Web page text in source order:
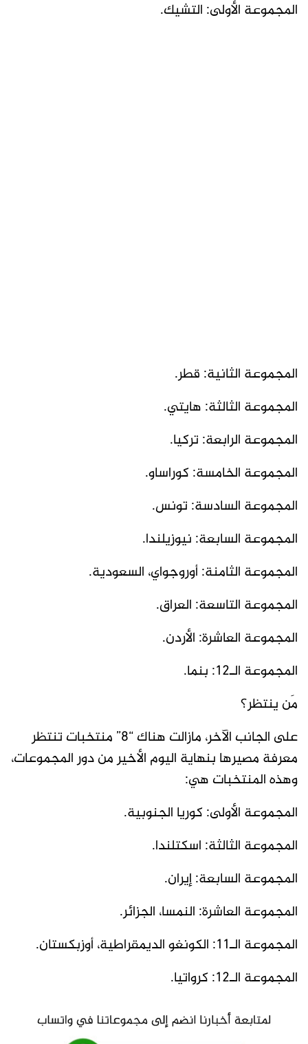
المجموعة الأولى: التشيك.
المجموعة الثانية: قطر.
المجموعة الثالثة: هايتي.
المجموعة الرابعة: تركيا.
المجموعة الخامسة: كوراساو.
المجموعة السادسة: تونس.
المجموعة السابعة: نيوزيلندا.
المجموعة الثامنة: أوروجواي، السعودية.
المجموعة التاسعة: العراق.
المجموعة العاشرة: الأردن.
المجموعة الـ12: بنما.
مَن ينتظر؟
على الجانب الآخر، مازالت هناك “8” منتخبات تنتظر
معرفة مصيرها بنهاية اليوم الأخير من دور المجموعات،
وهذه المنتخبات هي:
المجموعة الأولى: كوريا الجنوبية.
المجموعة الثالثة: اسكتلندا.
المجموعة السابعة: إيران.
المجموعة العاشرة: النمسا، الجزائر.
المجموعة الـ11: الكونغو الديمقراطية، أوزبكستان.
المجموعة الـ12: كرواتيا.